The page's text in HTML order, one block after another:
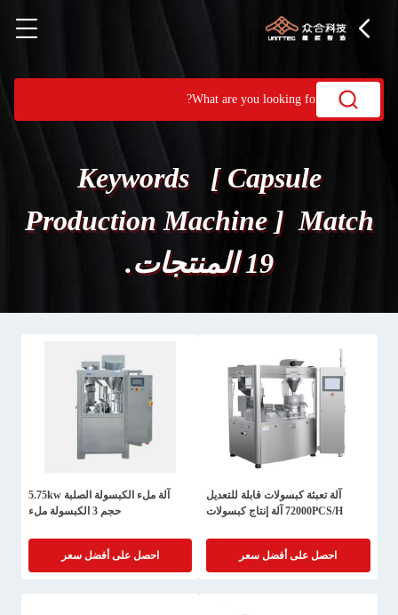
Keywords [ Capsule
Production Machine ] Match
19 المنتجات.
آلة تعبئة كبسولات قابلة للتعديل
72000PCS/H آلة إنتاج كبسولات
احصل على أفضل سعر
آلة ملء الكبسولة الصلبة 5.75kw
حجم 3 الكبسولة ملء
احصل على أفضل سعر